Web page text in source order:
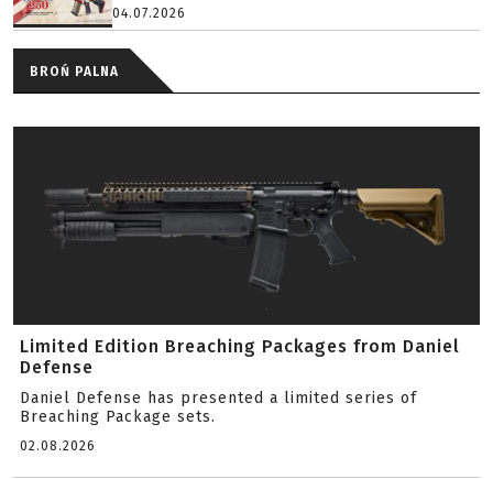
04.07.2026
BROŃ PALNA
Limited Edition Breaching Packages from Daniel
Defense
Daniel Defense has presented a limited series of
Breaching Package sets.
02.08.2026